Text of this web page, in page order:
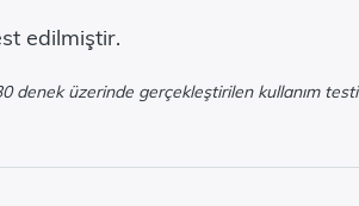
edilmiştir.
denek üzerinde gerçekleştirilen kullanım testi